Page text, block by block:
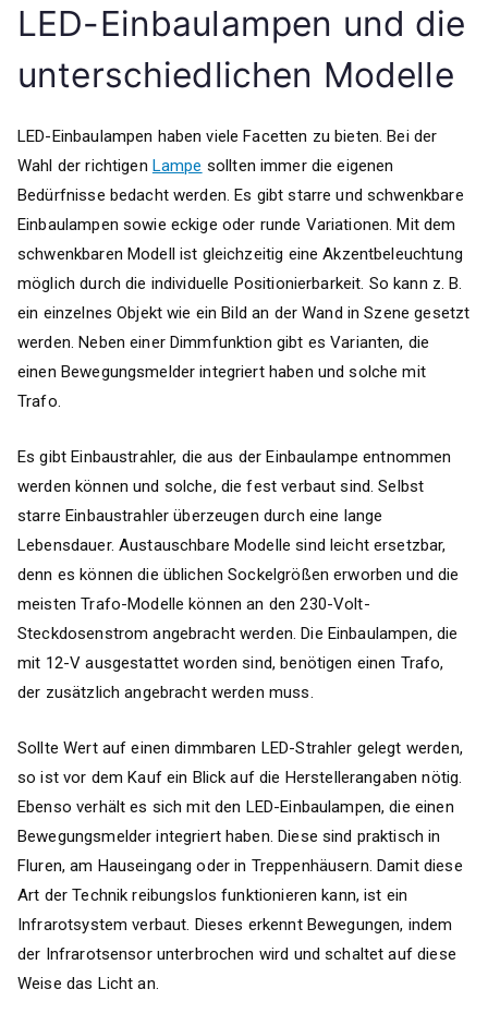
LED-Einbaulampen und die
unterschiedlichen Modelle
LED-Einbaulampen haben viele Facetten zu bieten. Bei der
Wahl der richtigen Lampe sollten immer die eigenen
Bedürfnisse bedacht werden. Es gibt starre und schwenkbare
Einbaulampen sowie eckige oder runde Variationen. Mit dem
schwenkbaren Modell ist gleichzeitig eine Akzentbeleuchtung
möglich durch die individuelle Positionierbarkeit. So kann z. B.
ein einzelnes Objekt wie ein Bild an der Wand in Szene gesetzt
werden. Neben einer Dimmfunktion gibt es Varianten, die
einen Bewegungsmelder integriert haben und solche mit
Trafo.
Es gibt Einbaustrahler, die aus der Einbaulampe entnommen
werden können und solche, die fest verbaut sind. Selbst
starre Einbaustrahler überzeugen durch eine lange
Lebensdauer. Austauschbare Modelle sind leicht ersetzbar,
denn es können die üblichen Sockelgrößen erworben und die
meisten Trafo-Modelle können an den 230-Volt-
Steckdosenstrom angebracht werden. Die Einbaulampen, die
mit 12-V ausgestattet worden sind, benötigen einen Trafo,
der zusätzlich angebracht werden muss.
Sollte Wert auf einen dimmbaren LED-Strahler gelegt werden,
so ist vor dem Kauf ein Blick auf die Herstellerangaben nötig.
Ebenso verhält es sich mit den LED-Einbaulampen, die einen
Bewegungsmelder integriert haben. Diese sind praktisch in
Fluren, am Hauseingang oder in Treppenhäusern. Damit diese
Art der Technik reibungslos funktionieren kann, ist ein
Infrarotsystem verbaut. Dieses erkennt Bewegungen, indem
der Infrarotsensor unterbrochen wird und schaltet auf diese
Weise das Licht an.